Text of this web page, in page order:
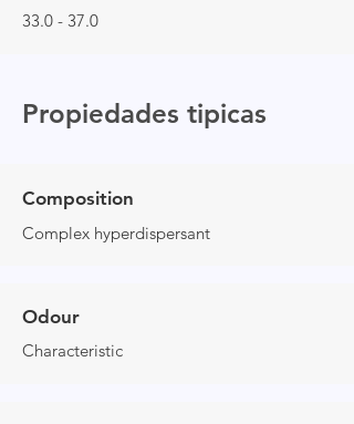
33.0 - 37.0
Propiedades tipicas
Composition
Complex hyperdispersant
Odour
Characteristic